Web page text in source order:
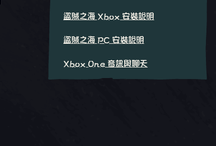
盜賊之海 Xbox 安裝說明
盜賊之海 PC 安裝說明
Xbox One 音訊與聊天